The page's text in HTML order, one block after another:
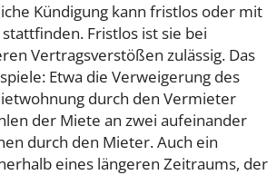
Kündigung kann fristlos oder mit
Fristlos ist sie bei
Vertragsverstößen zulässig. Das
Etwa die Verweigerung des
durch den Vermieter
der Miete an zwei aufeinander
durch den Mieter. Auch ein
eines längeren Zeitraums, der